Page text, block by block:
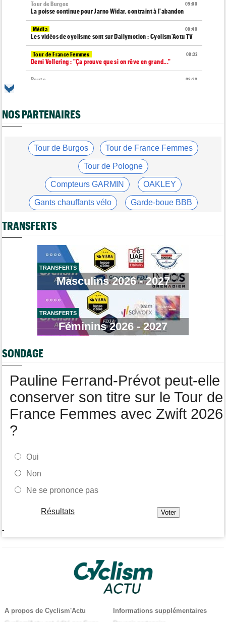
09:00
Tour de Burgos
La poisse continue pour Jarno Widar, contraint à l'abandon
08:40
Média
Les vidéos de cyclisme sont sur Dailymotion : Cyclism'Actu TV
08:32
Tour de France Femmes
Demi Vollering : "Ça prouve que si on rêve en grand..."
08:20
Route
Tour de France Femmes
La peloton du Tour de France Femmes... 21 abandons
Anton Schiffer encore victime d'une fracture de la clavicule
Tour de France Femmes
Chaînes et horaires… La diffusion TV de la 9e étape du Tour
Tour de France Femmes
Pauline Ferrand-Prévot a abandonné le Tour Femmes, malade
Felix Gall : "Ma 1ère victoire sur un classement général..."
Cyclism’Actu recrute des rédacteurs… toutes les infos ici !
Transfert
Lotto-Intermarché fait passer pro trois jeunes de sa formation
08/08
Transfert
Joe Blackmore devrait signer chez une armada du WorldTour
Route
Émilien Jacquelin va faire ses débuts en compétition le 16 août
La sélection française pour les Championnats du monde
NOS PARTENAIRES
Tour de Burgos Tour de France Femmes
Tour de Pologne
Compteurs GARMIN OAKLEY
Gants chauffants vélo Garde-boue BBB
Casque ABUS
TRANSFERTS
TRANSFERTS
Masculins 2026 - 2027
TRANSFERTS
Féminins 2026 - 2027
SONDAGE
Pauline Ferrand-Prévot peut-elle
conserver son titre sur le Tour de
France Femmes avec Zwift 2026
?
Oui
Non
Ne se prononce pas
Résultats
-
A propos de Cyclism'Actu
Informations supplémentaires